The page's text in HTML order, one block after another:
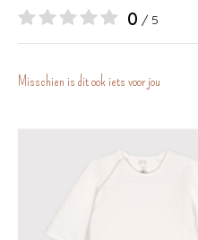
0 / 5
Misschien is dit ook iets voor jou